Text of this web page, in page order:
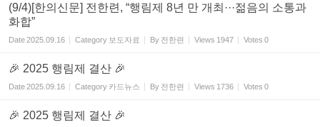
(9/4)[한의신문] 전한련, “행림제 8년 만 개최···젊음의 소통과
화합”
Date2025.09.16 Category 보도자료 By 전한련 Views 1947 Votes 0
🎉 2025 행림제 결산 🎉
Date2025.09.16 Category 카드뉴스 By 전한련 Views 1736 Votes 0
🎉 2025 행림제 결산 🎉